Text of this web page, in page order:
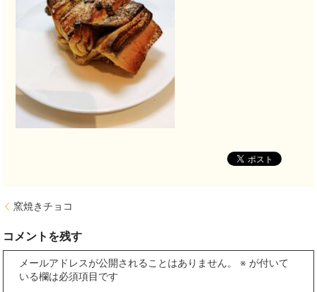
窯焼きチョコ
コメントを残す
メールアドレスが公開されることはありません。 ※ が付いて
いる欄は必須項目です